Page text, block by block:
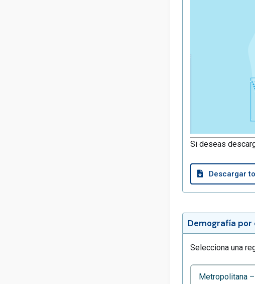
Si deseas
Descargar
Demografía por
Selecciona una